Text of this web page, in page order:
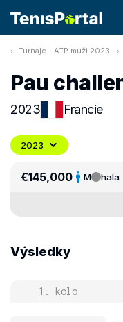
Turnaje - ATP muži 2023
Pau
2023 Francie
2023
€145,000 M hala
Výsledky
1. kolo